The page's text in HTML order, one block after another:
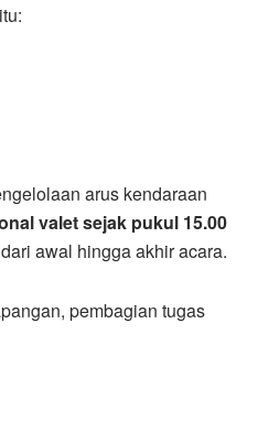
arus kendaraan
valet sejak pukul 15.00
awal hingga akhir acara.
pembagian tugas